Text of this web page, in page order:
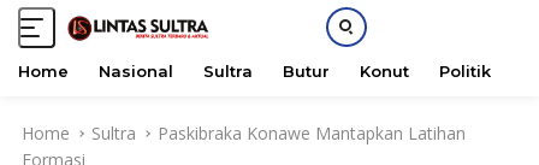
Home Nasional Sultra Butur Konut Politik
Home Sultra
Paskibraka Konawe Mantapkan Latihan
Formasi